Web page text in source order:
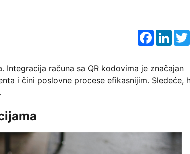
Integracija računa sa QR kodovima je značajan
i čini poslovne procese efikasnijim. Sledeće,